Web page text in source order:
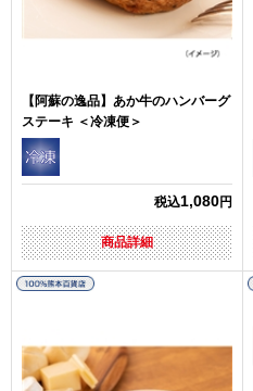
【阿蘇の逸品】あか牛のハンバーグ
ステーキ ＜冷凍便＞
税込1,080円
商品詳細